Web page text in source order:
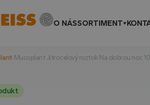
O NÁSSORTIMENT
Mucoplant Jitrocelový roztok Na dobrou noc